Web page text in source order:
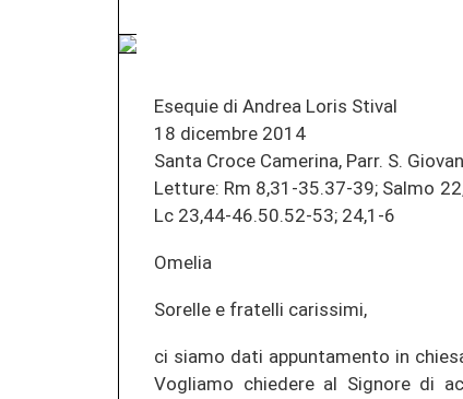
Esequie di Andrea Loris Stival
18 dicembre 2014
Santa Croce Camerina, Parr. S.
Letture: Rm 8,31-35.37-39; Salmo
Lc 23,44-46.50.52-53; 24,1-6
Omelia
Sorelle e fratelli carissimi,
ci siamo dati appuntamento in
Vogliamo chiedere al Signore di